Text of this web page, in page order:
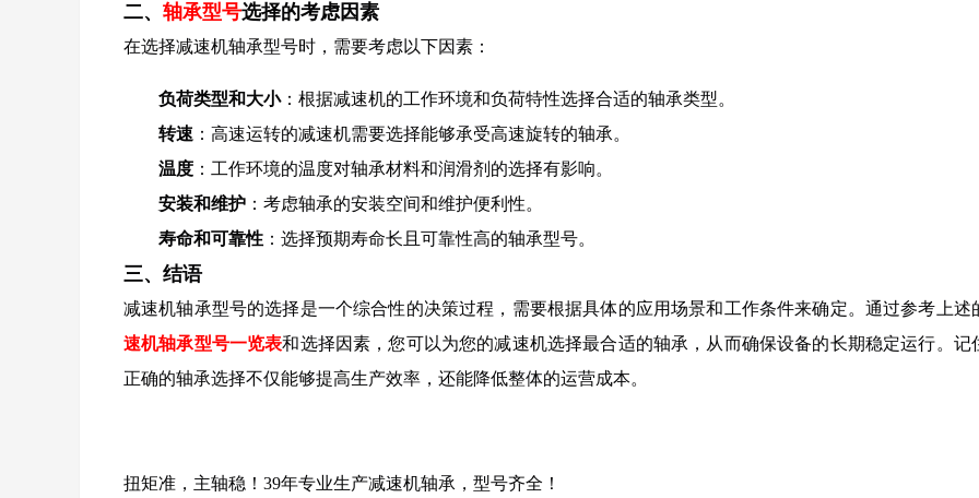
二、 轴承型号选择的考虑因素
在选择减速机轴承型号时，需要考虑以下因素：
负荷类型和大小：根据减速机的工作环境和负荷特性选择合适的轴承类型。
转速 ：高速运转的减速机需要选择能够承受高速旋转的轴承。
温度 ：工作环境的温度对轴承材料和润滑剂的选择有影响。
安装和维护 ：考虑轴承的安装空间和维护便利性。
寿命和可靠性 ：选择预期寿命长且可靠性高的轴承型号。
三、结语
减速机轴承型号的选择是一个综合性的决策过程，需要根据具体的应用场景和工作条件来确定。通过参考上述
速机轴承型号一览表和选择因素，您可以为您的减速机选择最合适的轴承，从而确保设备的长期稳定运行。记
正确的轴承选择不仅能够提高生产效率，还能降低整体的运营成本。
扭矩准，主轴稳！39年专业生产减速机轴承，型号齐全！